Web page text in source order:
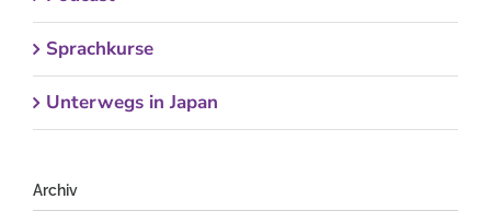
Sprachkurse
Unterwegs in Japan
Archiv